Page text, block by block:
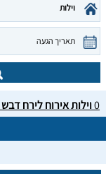
וילות
תאריך הגעה
0וילות אירוח לירח